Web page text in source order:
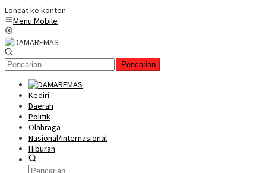
Loncat ke konten
Menu Mobile
Pencarian
Kediri
Daerah
Politik
Olahraga
Nasional/Internasional
Hiburan